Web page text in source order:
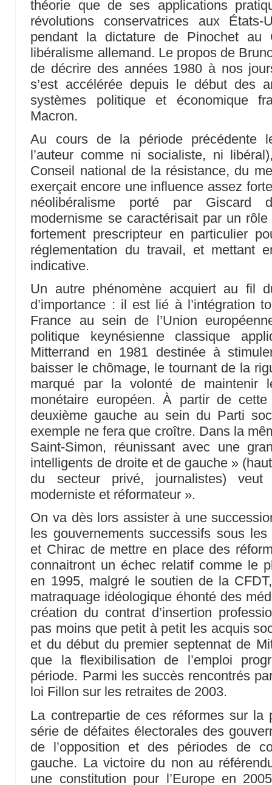
théorie que de ses applications
révolutions conservatrices aux
pendant la dictature de Pinochet au
libéralisme allemand. Le propos de
de décrire des années 1980 à nos
s’est accélérée depuis le début des
systèmes politique et économique
Macron.
Au cours de la période précédente
l’auteur comme ni socialiste, ni
Conseil national de la résistance, du
exerçait encore une influence assez
néolibéralisme porté par Giscard
modernisme se caractérisait par un
fortement prescripteur en particulier
réglementation du travail, et mettant
indicative.
Un autre phénomène acquiert au fil
d’importance : il est lié à l’intégration
France au sein de l’Union
politique keynésienne classique
Mitterrand en 1981 destinée à
baisser le chômage, le tournant de la
marqué par la volonté de maintenir
monétaire européen. À partir de
deuxième gauche au sein du Parti
exemple ne fera que croître. Dans la
Saint-Simon, réunissant avec une
intelligents de droite et de gauche »
du secteur privé, journalistes)
moderniste et réformateur ».
On va dès lors assister à une
les gouvernements successifs sous
et Chirac de mettre en place des
connaitront un échec relatif comme le
en 1995, malgré le soutien de la
matraquage idéologique éhonté des
création du contrat d’insertion
pas moins que petit à petit les acquis
et du début du premier septennat de
que la flexibilisation de l’emploi
période. Parmi les succès rencontrés
loi Fillon sur les retraites de 2003.
La contrepartie de ces réformes sur la
série de défaites électorales des
de l’opposition et des périodes de
gauche. La victoire du non au
une constitution pour l’Europe en